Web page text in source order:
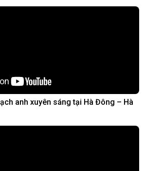
anh xuyên sáng tại Hà Đông – Hà